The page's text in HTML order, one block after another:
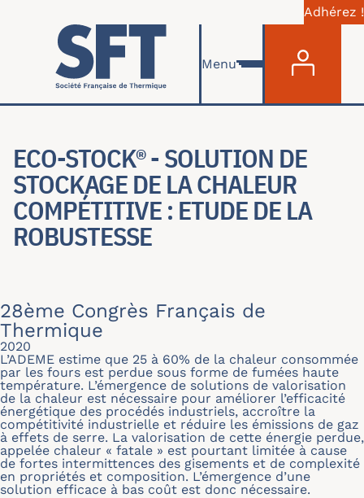
Aller au contenu principal
Adhérez !
Menu
ECO-STOCK® - SOLUTION DE
STOCKAGE DE LA CHALEUR
COMPÉTITIVE : ETUDE DE LA
ROBUSTESSE
28ème Congrès Français de
Thermique
2020
L’ADEME estime que 25 à 60% de la chaleur consommée
par les fours est perdue sous forme de fumées haute
température. L’émergence de solutions de valorisation
de la chaleur est nécessaire pour améliorer l’efficacité
énergétique des procédés industriels, accroître la
compétitivité industrielle et réduire les émissions de gaz
à effets de serre. La valorisation de cette énergie perdue,
appelée chaleur « fatale » est pourtant limitée à cause
de fortes intermittences des gisements et de complexité
en propriétés et composition. L’émergence d’une
solution efficace à bas coût est donc nécessaire.